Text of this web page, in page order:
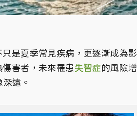
只是夏季常見疾病，更逐漸成為影
害者，未來罹患失智症的風險增
遠。